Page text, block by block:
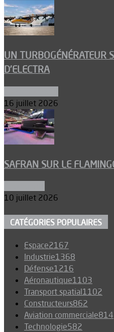
UN TURBOGÉNÉRATEUR
D’ELECTRA
16 juillet 2026
SAFRAN SUR LE
10 juillet 2026
CATÉGORIES POPULAIRES
Espace2167
Industrie1368
Défense1216
Aéronautique1103
Transport spatial1102
Constructeurs862
Aviation commerciale814
Technologie582